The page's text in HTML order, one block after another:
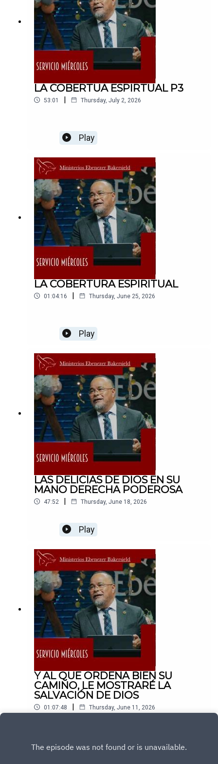
LA COBERTUA ESPIRTUAL P3
53:01 | Thursday, July 2, 2026
Play
LA COBERTURA ESPIRITUAL
01:04:16 | Thursday, June 25, 2026
Play
LAS DELICIAS DE DIOS EN SU
MANO DERECHA PODEROSA
47:52 | Thursday, June 18, 2026
Play
Y AL QUE ORDENA BIEN SU
CAMINO, LE MOSTRARÉ LA
SALVACIÓN DE DIOS
01:07:48 | Thursday, June 11, 2026